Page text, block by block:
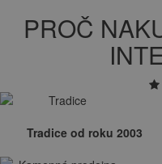
PROČ
Tradice od roku 2003